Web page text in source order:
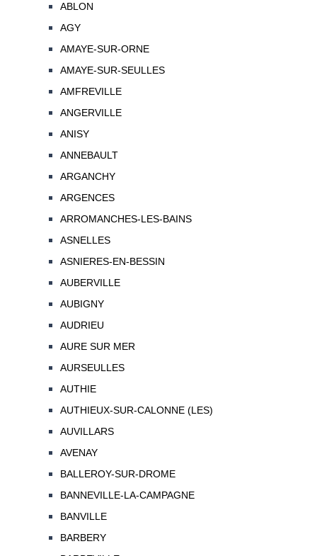
ABLON
AGY
AMAYE-SUR-ORNE
AMAYE-SUR-SEULLES
AMFREVILLE
ANGERVILLE
ANISY
ANNEBAULT
ARGANCHY
ARGENCES
ARROMANCHES-LES-BAINS
ASNELLES
ASNIERES-EN-BESSIN
AUBERVILLE
AUBIGNY
AUDRIEU
AURE SUR MER
AURSEULLES
AUTHIE
AUTHIEUX-SUR-CALONNE (LES)
AUVILLARS
AVENAY
BALLEROY-SUR-DROME
BANNEVILLE-LA-CAMPAGNE
BANVILLE
BARBERY